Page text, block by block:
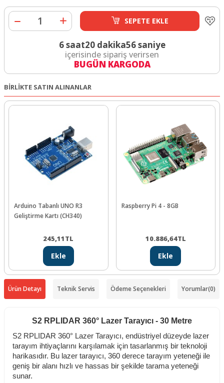
SEPETE EKLE
6 saat20 dakika56 saniye
içerisinde sipariş verirsen
BUGÜN KARGODA
BİRLİKTE SATIN ALINANLAR
Arduino Tabanlı UNO R3
Geliştirme Kartı (CH340)
245,11TL
Ekle
Raspberry Pi 4 - 8GB
10.886,64TL
Ekle
Ürün Detayı Teknik Servis Ödeme Seçenekleri Yorumlar(0)
S2 RPLIDAR 360° Lazer Tarayıcı - 30 Metre
S2 RPLIDAR 360° Lazer Tarayıcı, endüstriyel düzeyde lazer
tarayım ihtiyaçlarını karşılamak için tasarlanmış bir teknoloji
harikasıdır. Bu lazer tarayıcı, 360 derece tarayım yeteneği ile
geniş bir alanı hızlı ve hassas bir şekilde tarama yeteneği
sunar.